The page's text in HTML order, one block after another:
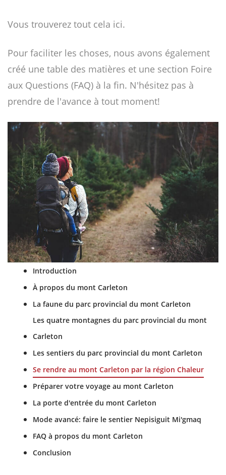
Vous trouverez tout cela ici.
Pour faciliter les choses, nous avons également
créé une table des matières et une section Foire
aux Questions (FAQ) à la fin. N'hésitez pas à
prendre de l'avance à tout moment!
Introduction
À propos du mont Carleton
La faune du parc provincial du mont Carleton
Les quatre montagnes du parc provincial du mont
Carleton
Les sentiers du parc provincial du mont Carleton
Se rendre au mont Carleton par la région Chaleur
Préparer votre voyage au mont Carleton
La porte d'entrée du mont Carleton
Mode avancé: faire le sentier Nepisiguit Mi'gmaq
FAQ à propos du mont Carleton
Conclusion